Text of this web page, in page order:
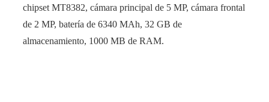
chipset MT8382, cámara principal de 5 MP, cámara frontal
de 2 MP, batería de 6340 MAh, 32 GB de
almacenamiento, 1000 MB de RAM.